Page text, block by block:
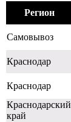
Регион
Самовывоз
Краснодар
Краснодар
Краснодарский
край